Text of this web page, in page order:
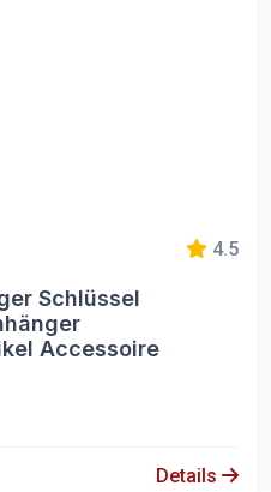
4.5
Schlüssel
Accessoire
Details